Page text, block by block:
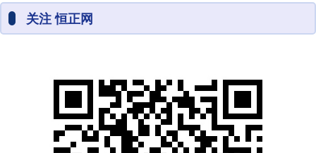
关注 恒正网